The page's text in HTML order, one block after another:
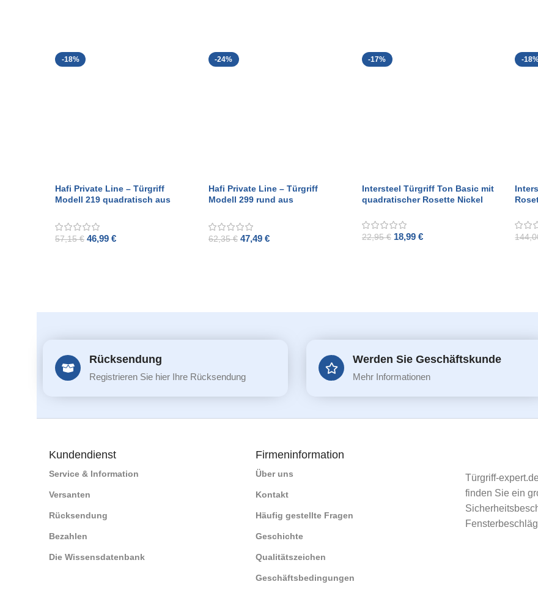
-18%
Hafi Private Line – Türgriff
Modell 219 quadratisch aus
57,15€ 46,99 €
-24%
Hafi Private Line – Türgriff
Modell 299 rund aus
62,35€ 47,49 €
-17%
Intersteel Türgriff Ton Basic mit
quadratischer Rosette Nickel
22,95€ 18,99 €
-
Rücksendung
Registrieren Sie hier Ihre Rücksendung
Werden Sie Geschäftskunde
Mehr Informationen
Kundendienst
Service & Information
Versanten
Rücksendung
Bezahlen
Die Wissensdatenbank
Firmeninformation
Über uns
Kontakt
Häufig gestellte Fragen
Geschichte
Qualitätszeichen
Geschäftsbedingungen
Türgriff-
finden Sie ein